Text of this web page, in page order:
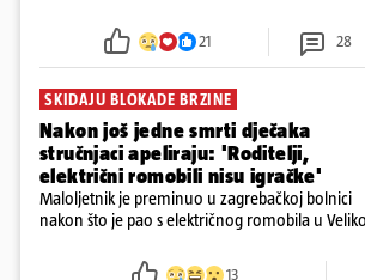
tamošnji liječnici ne vjeruju u oporavak: 'Imamo
21 28
SKIDAJU BLOKADE BRZINE
Nakon još jedne smrti dječaka
stručnjaci apeliraju: 'Roditelji,
električni romobili nisu igračke'
Maloljetnik je preminuo u zagrebačkoj bolnici
nakon što je pao s električnog romobila u
13